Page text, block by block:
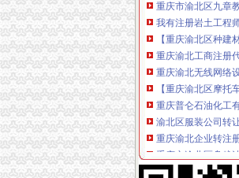
我有注册岩土工程
【重庆渝北区种建
重庆渝北工商注册
重庆渝北无线网络
【重庆渝北区摩托
重庆普仑石油化工
渝北区服装公司转
重庆渝北企业转注
重庆市渝北区舟粮
重庆市渝北区渝北
【重庆工商注册代